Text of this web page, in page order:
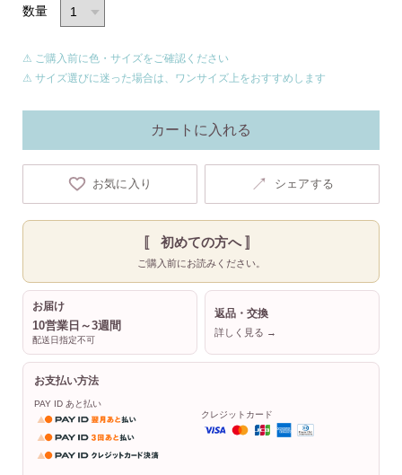
数量
⚠ ご購入前に色・サイズをご確認ください
⚠ サイズ選びに迷った場合は、ワンサイズ上をおすすめします
カートに入れる
お気に入り ↗ シェアする
〚 初めての方へ 〛
ご購入前にお読みください。
お届け
10営業日～3週間
配送日指定不可
返品・交換
詳しく見る →
お支払い方法
PAY ID あと払い
クレジットカード